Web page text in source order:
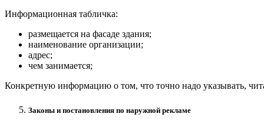
Информационная табличка:
размещается на фасаде здания;
наименование организации;
адрес;
чем занимается;
Конкретную информацию о том, что точно надо указывать,
Законы и постановления по наружной рекламе